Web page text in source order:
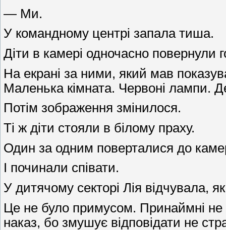
— Ми.
У командному центрі запала тиша.
Діти в камері одночасно повернули
На екрані за ними, який мав
Маленька кімната. Червоні лампи.
Потім зображення змінилося.
Ті ж діти стояли в білому праху.
Один за одним поверталися до
І починали співати.
У дитячому секторі Лія відчувала,
Це не було примусом. Принаймні не
наказ, бо змушує відповідати не